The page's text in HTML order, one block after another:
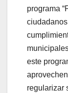
programa
este
regularizar